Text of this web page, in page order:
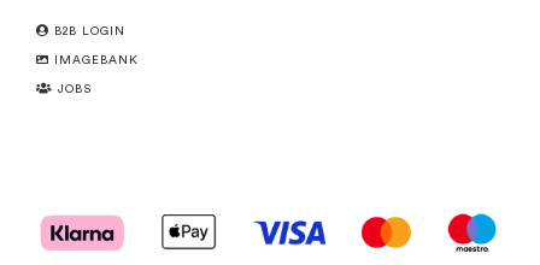
B2B LOGIN
IMAGEBANK
JOBS